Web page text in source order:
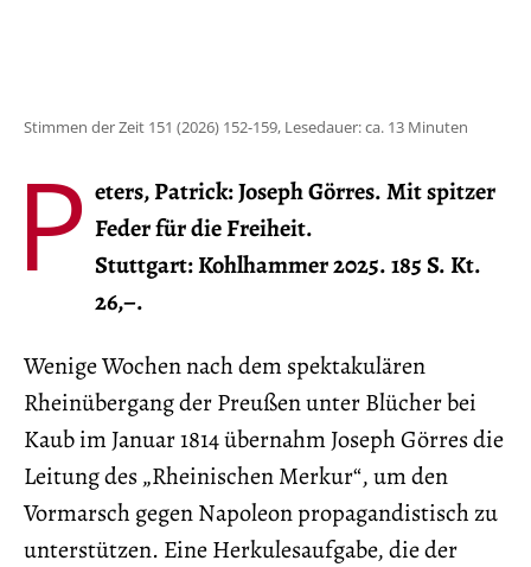
Stimmen der Zeit 151 (2026) 152-159, Lesedauer: ca. 13 Minuten
P eters, Patrick: Joseph Görres. Mit spitzer
Feder für die Freiheit.
Stuttgart: Kohlhammer 2025. 185 S. Kt.
26,–.
Wenige Wochen nach dem spektakulären
Rheinübergang der Preußen unter Blücher bei
Kaub im Januar 1814 übernahm Joseph Görres die
Leitung des „Rheinischen Merkur“, um den
Vormarsch gegen Napoleon propagandistisch zu
unterstützen. Eine Herkulesaufgabe, die der